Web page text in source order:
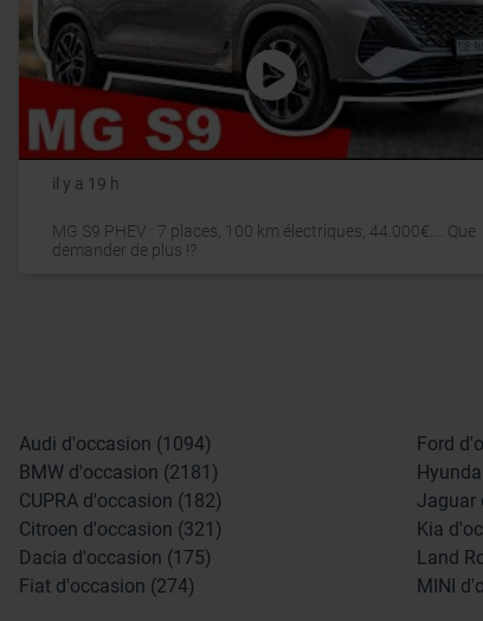
il y a 19 h
MG S9 PHEV : 7 places, 100 km électriques, 44.000€.... Que
demander de plus !?
Audi d'occasion (1094)
BMW d'occasion (2181)
CUPRA d'occasion (182)
Citroen d'occasion (321)
Dacia d'occasion (175)
Fiat d'occasion (274)
Ford
Jaguar
Kia
Land
MINI